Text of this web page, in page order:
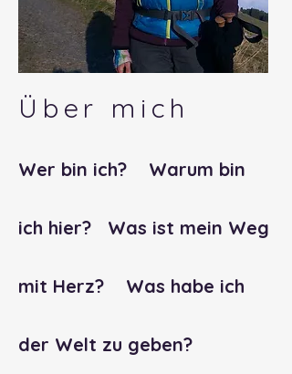
Über mich
Wer bin ich? Warum bin
ich hier? Was ist mein Weg
mit Herz? Was habe ich
der Welt zu geben?